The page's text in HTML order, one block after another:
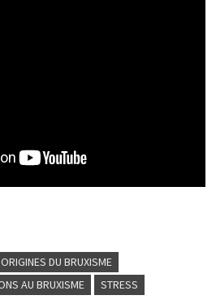
ORIGINES DU BRUXISME
AU BRUXISME STRESS